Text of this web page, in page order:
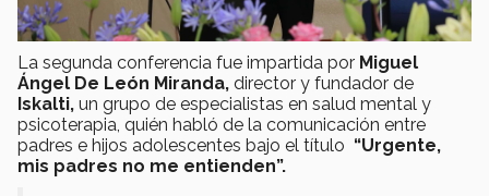
La segunda conferencia fue impartida por Miguel
Ángel De León Miranda, director y fundador de
Iskalti, un grupo de especialistas en salud mental y
psicoterapia, quién habló de la comunicación entre
padres e hijos adolescentes bajo el título “Urgente,
mis padres no me entienden”.